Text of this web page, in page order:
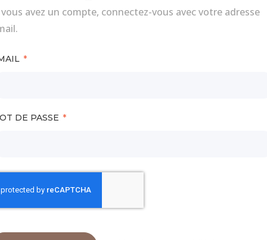
vous avez un compte, connectez-vous avec votre adresse
DE PASSE